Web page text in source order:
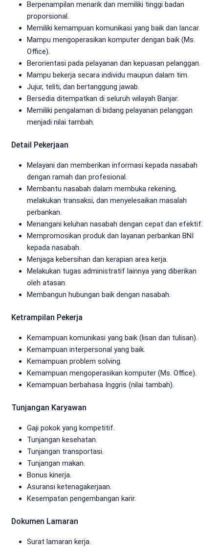
Berpenampilan menarik dan memiliki tinggi badan
proporsional.
Memiliki kemampuan komunikasi yang baik dan lancar.
Mampu mengoperasikan komputer dengan baik (Ms.
Office).
Berorientasi pada pelayanan dan kepuasan pelanggan.
Mampu bekerja secara individu maupun dalam tim.
Jujur, teliti, dan bertanggung jawab.
Bersedia ditempatkan di seluruh wilayah Banjar.
Memiliki pengalaman di bidang pelayanan pelanggan
menjadi nilai tambah.
Detail Pekerjaan
Melayani dan memberikan informasi kepada nasabah
dengan ramah dan profesional.
Membantu nasabah dalam membuka rekening,
melakukan transaksi, dan menyelesaikan masalah
perbankan.
Menangani keluhan nasabah dengan cepat dan efektif.
Mempromosikan produk dan layanan perbankan BNI
kepada nasabah.
Menjaga kebersihan dan kerapian area kerja.
Melakukan tugas administratif lainnya yang diberikan
oleh atasan.
Membangun hubungan baik dengan nasabah.
Ketrampilan Pekerja
Kemampuan komunikasi yang baik (lisan dan tulisan).
Kemampuan interpersonal yang baik.
Kemampuan problem solving.
Kemampuan mengoperasikan komputer (Ms. Office).
Kemampuan berbahasa Inggris (nilai tambah).
Tunjangan Karyawan
Gaji pokok yang kompetitif.
Tunjangan kesehatan.
Tunjangan transportasi.
Tunjangan makan.
Bonus kinerja.
Asuransi ketenagakerjaan.
Kesempatan pengembangan karir.
Dokumen Lamaran
Surat lamaran kerja.